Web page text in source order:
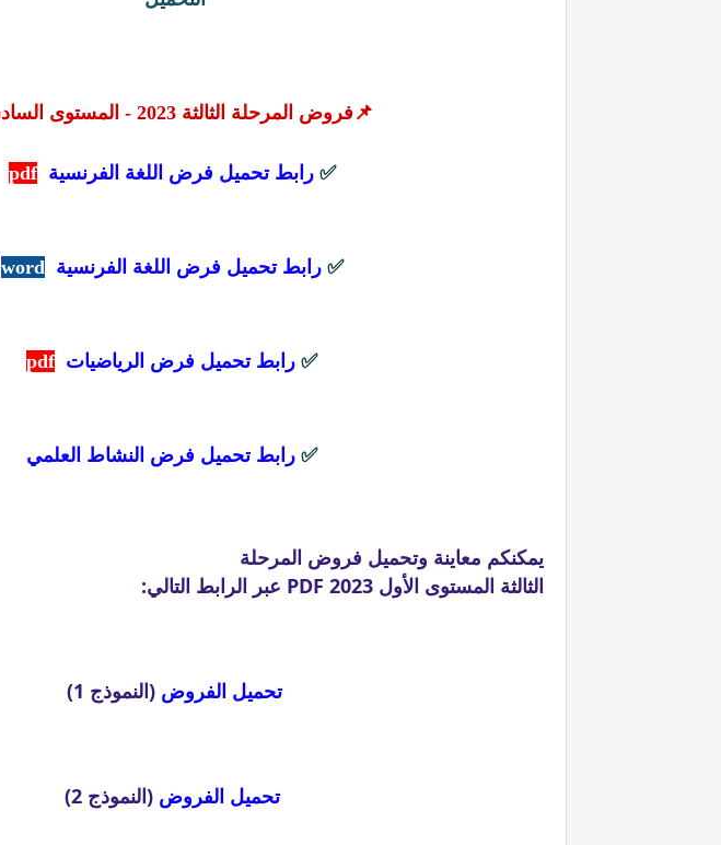
📌فروض المرحلة الثالثة 2023 - المستوى السادس
✅ رابط تحميل فرض اللغة الفرنسية pdf
✅ رابط تحميل فرض اللغة الفرنسية word
✅ رابط تحميل فرض الرياضيات pdf
✅ رابط تحميل فرض النشاط العلمي
الثالثة المستوى الأول 2023 PDF عبر الرابط التالي:
تحميل الفروض (النموذج 1)
تحميل الفروض (النموذج 2)